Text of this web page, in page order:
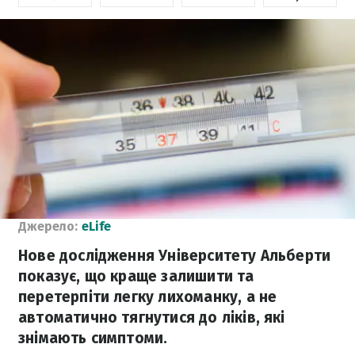
Джерело: eLife
Нове дослідження Університету Альберти
показує, що краще залишити та
перетерпіти легку лихоманку, а не
автоматично тягнутися до ліків, які
знімають симптоми.